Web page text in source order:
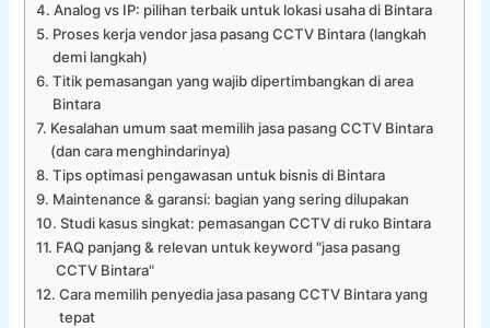
Analog vs IP: pilihan terbaik untuk lokasi usaha di Bintara
Proses kerja vendor jasa pasang CCTV Bintara (langkah
demi langkah)
Titik pemasangan yang wajib dipertimbangkan di area
Bintara
Kesalahan umum saat memilih jasa pasang CCTV Bintara
(dan cara menghindarinya)
Tips optimasi pengawasan untuk bisnis di Bintara
Maintenance & garansi: bagian yang sering dilupakan
Studi kasus singkat: pemasangan CCTV di ruko Bintara
FAQ panjang & relevan untuk keyword "jasa pasang
CCTV Bintara"
Cara memilih penyedia jasa pasang CCTV Bintara yang
tepat